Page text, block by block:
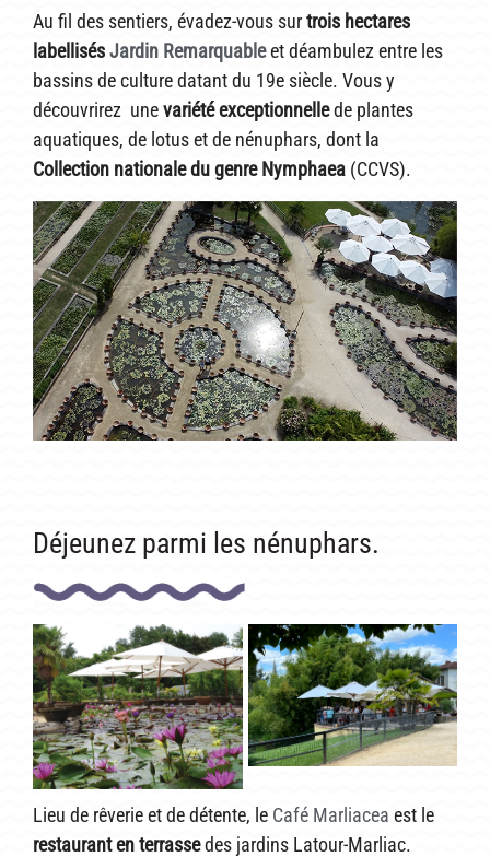
CONDITIONNEMENT, GARANTIES ET DÉLAIS DE LIVRAISON
TÉLÉCHARGER UN BON DE COMMANDE VIERGE
CONTACT
Au fil des sentiers, évadez-vous surtrois hectares
labellisésJardin Remarquableet déambulez entre les
bassins de culture datant du 19e siècle. Vous y
découvrirez unevariété exceptionnellede plantes
aquatiques, de lotus et de nénuphars, dont la
Collection nationale du genre Nymphaea (CCVS).
Déjeunez parmi les nénuphars.
Lieu de rêverie et de détente, le Café Marliacea est le
restaurant en terrassedes jardins Latour-Marliac.